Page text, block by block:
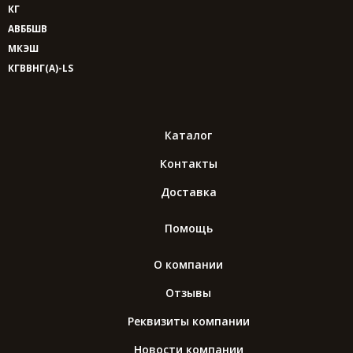
КГ
АВББШВ
МКЭШ
КГВВНГ(A)-LS
Каталог
Контакты
Доставка
Помощь
О компании
Отзывы
Реквизиты компании
Новости компании